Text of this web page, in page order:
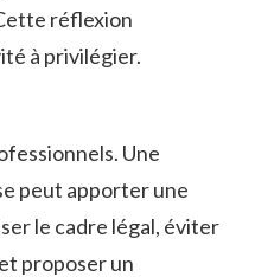
réflexion
à privilégier.
Une
peut apporter une
le cadre légal, éviter
proposer un